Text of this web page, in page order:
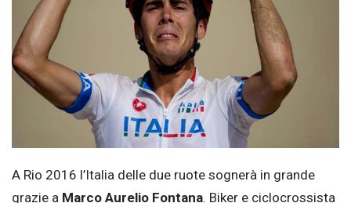
A Rio 2016 l’Italia delle due ruote sognerà in grande
grazie a Marco Aurelio Fontana. Biker e ciclocrossista